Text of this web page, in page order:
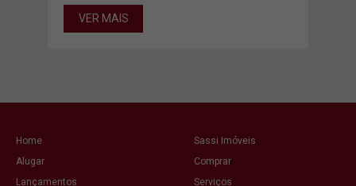
VER MAIS
Home
Sassi Imóveis
Alugar
Comprar
Lançamentos
Serviços